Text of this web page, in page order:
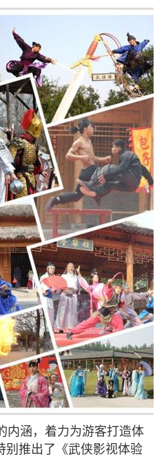
涵，着力为游客打造体
别推出了《武侠影视体验